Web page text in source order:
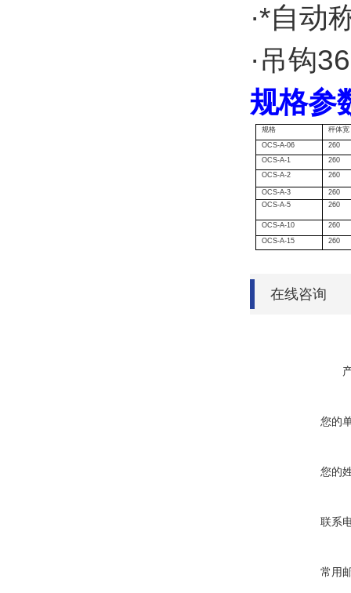
·*自动
·吊钩
规格参
规格
秤体宽
OCS-A-06
260
OCS-A-1
260
OCS-A-2
260
OCS-A-3
260
OCS-A-5
260
OCS-A-10
260
OCS-A-15
260
在线咨询
您的
您的
联系
常用